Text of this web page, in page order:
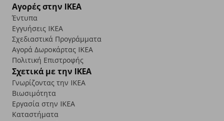
Αγορές στην IKEA
Έντυπα
Εγγυήσεις IKEA
Σχεδιαστικά Προγράμματα
Αγορά Δωρoκάρτας IKEA
Πολιτική Επιστροφής
Σχετικά με την IKEA
Γνωρίζοντας την IKEA
Βιωσιμότητα
Εργασία στην IKEA
Καταστήματα